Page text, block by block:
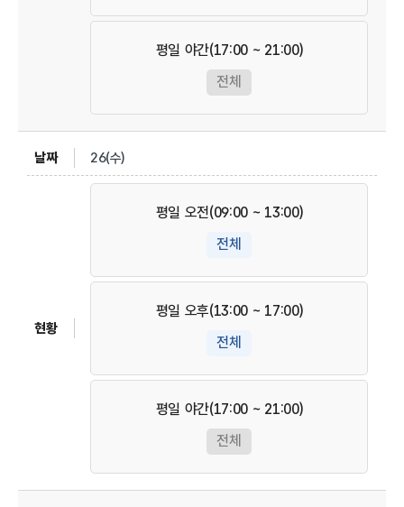
평일 야간(17:00 ~ 21:00)
전체
26(수)
평일 오전(09:00 ~ 13:00)
전체
평일 오후(13:00 ~ 17:00)
전체
평일 야간(17:00 ~ 21:00)
전체